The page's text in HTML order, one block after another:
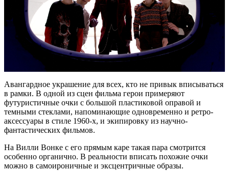
Авангардное украшение для всех, кто не привык вписываться
в рамки. В одной из сцен фильма герои примеряют
футуристичные очки с большой пластиковой оправой и
темными стеклами, напоминающие одновременно и ретро-
аксессуары в стиле 1960-х, и экипировку из научно-
фантастических фильмов.
На Вилли Вонке с его прямым каре такая пара смотрится
особенно органично. В реальности вписать похожие очки
можно в самоироничные и эксцентричные образы.